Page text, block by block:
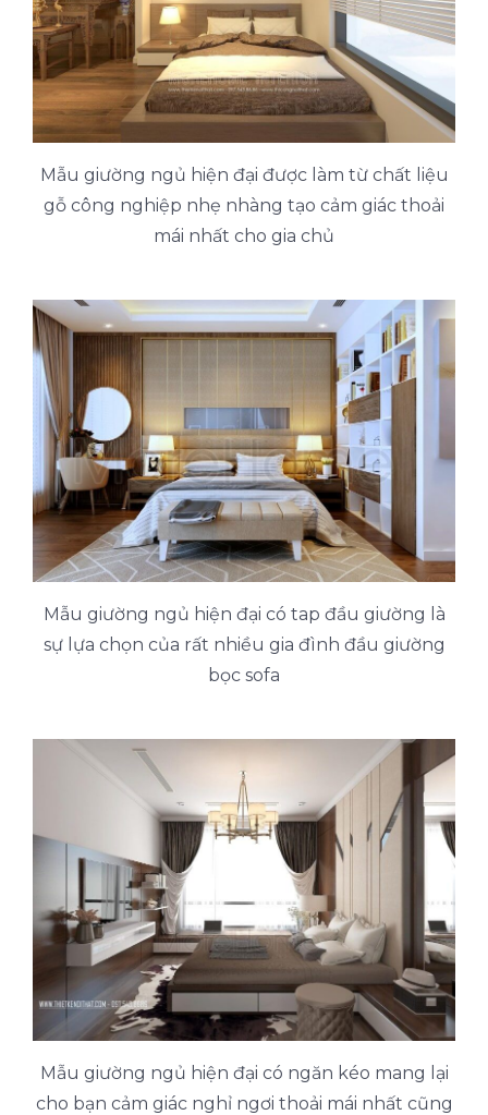
Mẫu giường ngủ hiện đại được làm từ chất liệu
gỗ công nghiệp nhẹ nhàng tạo cảm giác thoải
mái nhất cho gia chủ
Mẫu giường ngủ hiện đại có tap đầu giường là
sự lựa chọn của rất nhiều gia đình đầu giường
bọc sofa
Mẫu giường ngủ hiện đại có ngăn kéo mang lại
cho bạn cảm giác nghỉ ngơi thoải mái nhất cũng